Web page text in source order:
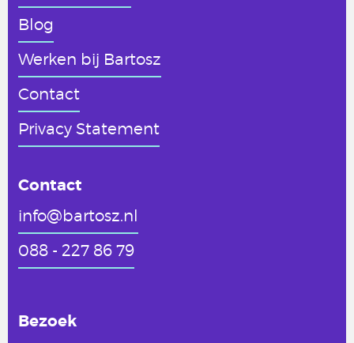
Blog
Werken bij Bartosz
Contact
Privacy Statement
Contact
info@bartosz.nl
088 - 227 86 79
Bezoek